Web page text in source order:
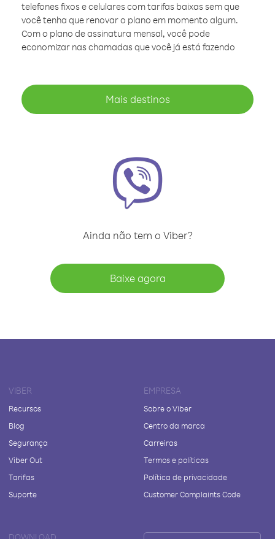
telefones fixos e celulares com tarifas baixas sem que
você tenha que renovar o plano em momento algum.
Com o plano de assinatura mensal, você pode
economizar nas chamadas que você já está fazendo
Mais destinos
Ainda não tem o Viber?
Baixe agora
VIBER
Recursos
Blog
Segurança
Viber Out
Tarifas
Suporte
EMPRESA
Sobre o Viber
Centro da marca
Carreiras
Termos e políticas
Política de privacidade
Customer Complaints Code
DOWNLOAD